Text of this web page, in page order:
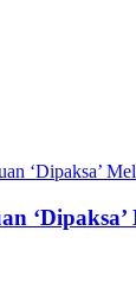
‘Dipaksa’